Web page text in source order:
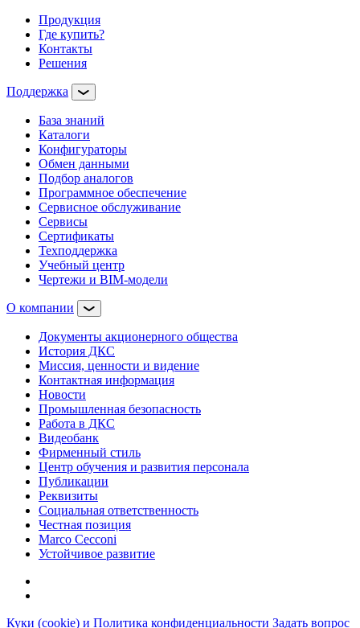
Продукция
Где купить?
Контакты
Решения
Поддержка
База знаний
Каталоги
Конфигураторы
Обмен данными
Подбор аналогов
Программное обеспечение
Сервисное обслуживание
Сервисы
Сертификаты
Техподдержка
Учебный центр
Чертежи и BIM-модели
О компании
Документы акционерного общества
История ДКС
Миссия, ценности и видение
Контактная информация
Новости
Промышленная безопасность
Работа в ДКС
Видеобанк
Фирменный стиль
Центр обучения и развития персонала
Публикации
Реквизиты
Социальная ответственность
Честная позиция
Marco Cecconi
Устойчивое развитие
Куки (cookie) и Политика конфиденциальности Задать вопрос